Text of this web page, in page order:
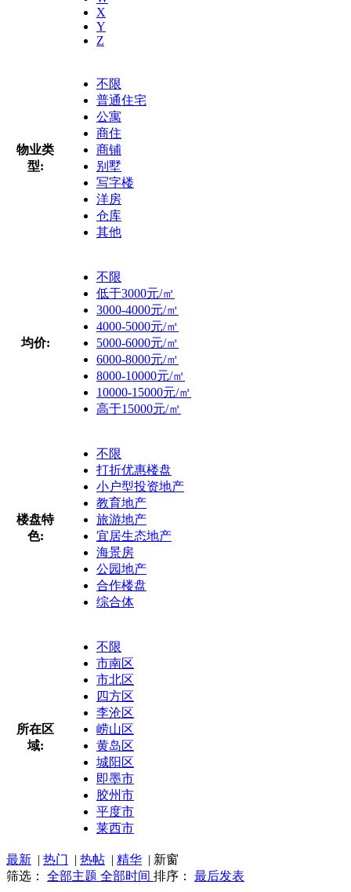
X
Y
Z
物业类
型:
不限
普通住宅
公寓
商住
商铺
别墅
写字楼
洋房
仓库
其他
均价:
不限
低于3000元/㎡
3000-4000元/㎡
4000-5000元/㎡
5000-6000元/㎡
6000-8000元/㎡
8000-10000元/㎡
10000-15000元/㎡
高于15000元/㎡
楼盘特
色:
不限
打折优惠楼盘
小户型投资地产
教育地产
旅游地产
宜居生态地产
海景房
公园地产
合作楼盘
综合体
所在区
域:
不限
市南区
市北区
四方区
李沧区
崂山区
黄岛区
城阳区
即墨市
胶州市
平度市
莱西市
最新 | 热门 | 热帖 | 精华 | 新窗
筛选： 全部主题 全部时间 排序： 最后发表